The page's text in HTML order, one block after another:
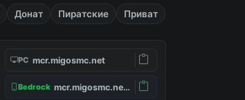
Донат Пиратские Приват
PC mcr.migosmc.net
Bedrock mcr.migosmc.net:19132